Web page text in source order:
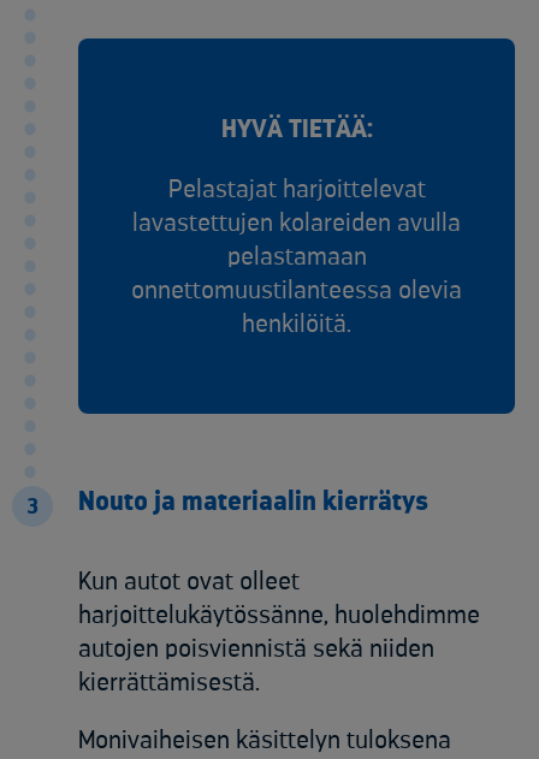
HYVÄ TIETÄÄ:
Pelastajat harjoittelevat
lavastettujen kolareiden avulla
pelastamaan
onnettomuustilanteessa olevia
henkilöitä.
3 Nouto ja materiaalin kierrätys​
Kun autot ovat olleet
harjoittelukäytössänne, huolehdimme
autojen poisviennistä sekä niiden
kierrättämisestä. ​
Monivaiheisen käsittelyn tuloksena